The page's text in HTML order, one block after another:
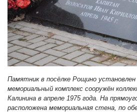
Памятник в посёлке Рощино установлен
мемориальный комплекс сооружён
Калинина в апреле 1975 года. На
расположена мемориальная стена, по